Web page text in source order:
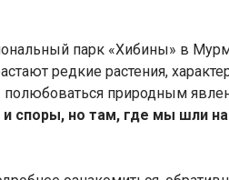
парк «Хибины» в
редкие растения,
полюбоваться природным
и споры, но там, где мы шли